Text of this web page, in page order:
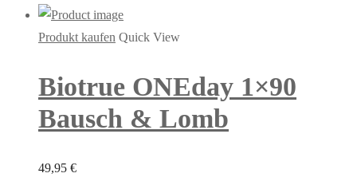
Produkt kaufen Quick View
Biotrue ONEday 1×90
Bausch & Lomb
49,95 €